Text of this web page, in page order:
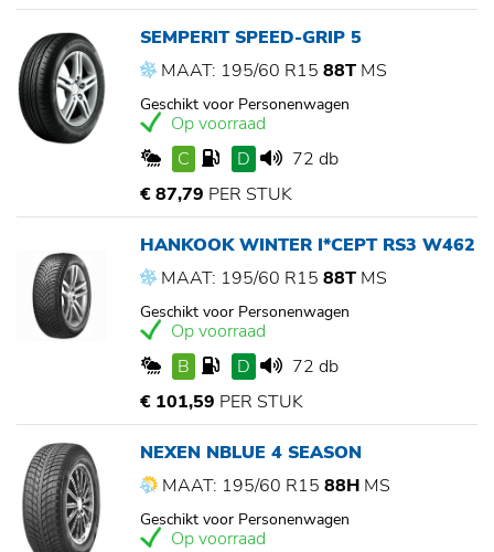
SEMPERIT SPEED-GRIP 5
MAAT: 195/60 R15 88T MS
Geschikt voor Personenwagen
Op voorraad
C
D
72 db
€ 87,79 PER STUK
HANKOOK WINTER I*CEPT RS3 W462
MAAT: 195/60 R15 88T MS
Geschikt voor Personenwagen
Op voorraad
B
D
72 db
€ 101,59 PER STUK
NEXEN NBLUE 4 SEASON
MAAT: 195/60 R15 88H MS
Geschikt voor Personenwagen
Op voorraad